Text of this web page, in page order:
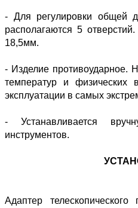
- Для регулировки общей
располагаются 5
18,5мм.
- Изделие противоударное.
температур и физических
эксплуатации в самых
- Устанавливается
инструментов.
Адаптер